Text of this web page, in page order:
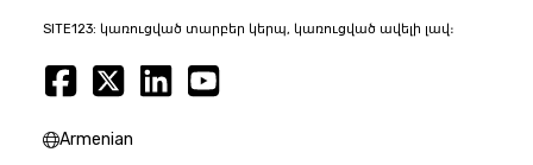
SITE123: կառուցված տարբեր կերպ, կառուցված ավելի լավ։
Armenian